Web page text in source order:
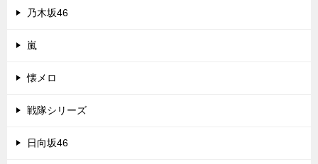
乃木坂46
嵐
懐メロ
戦隊シリーズ
日向坂46